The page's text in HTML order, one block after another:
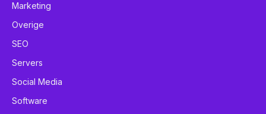
Marketing
Overige
SEO
Servers
Social Media
Software